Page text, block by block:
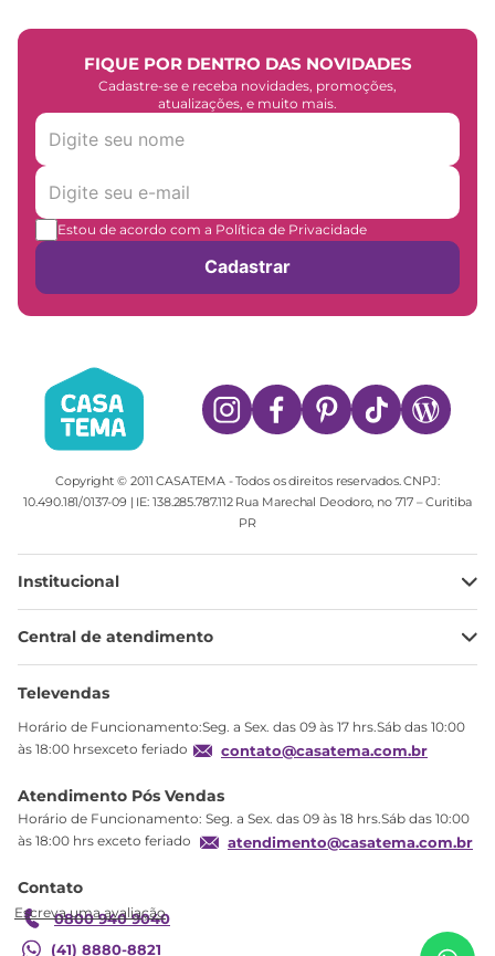
Cama Auxiliar KD1665 Kids Branco Branco
FIQUE POR DENTRO DAS NOVIDADES
Cadastre-se e receba novidades, promoções,
atualizações, e muito mais.
Estou de acordo com a Política de Privacidade
Cadastrar
Copyright © 2011 CASATEMA - Todos os direitos reservados. CNPJ:
10.490.181/0137-09 | IE: 138.285.787.112 Rua Marechal Deodoro, no 717 – Curitiba
PR
Institucional
Minha Conta
Meus pedidos
Troca
Garantia
Central de atendimento
Ajuda
Televendas
Horário de Funcionamento:Seg. a Sex. das 09 às 17 hrs.Sáb das 10:00
às 18:00 hrsexceto feriado
contato@casatema.com.br
Atendimento Pós Vendas
Horário de Funcionamento: Seg. a Sex. das 09 às 18 hrs.Sáb das 10:00
às 18:00 hrs exceto feriado
atendimento@casatema.com.br
Contato
0800 940 9040
(41) 8880-8821